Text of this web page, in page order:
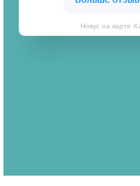
Новус на карте